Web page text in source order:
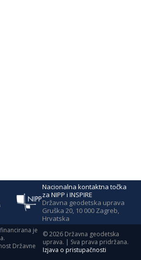
Nacionalna kontaktna točka
za NIPP i INSPIRE
Državna geodetska uprava
Gruška 20, 10 000 Zagreb,
Hrvatska
je
Državne
©2026 Državna geodetska
uprava. | Sva prava pridržana.
Izjava o pristupačnosti